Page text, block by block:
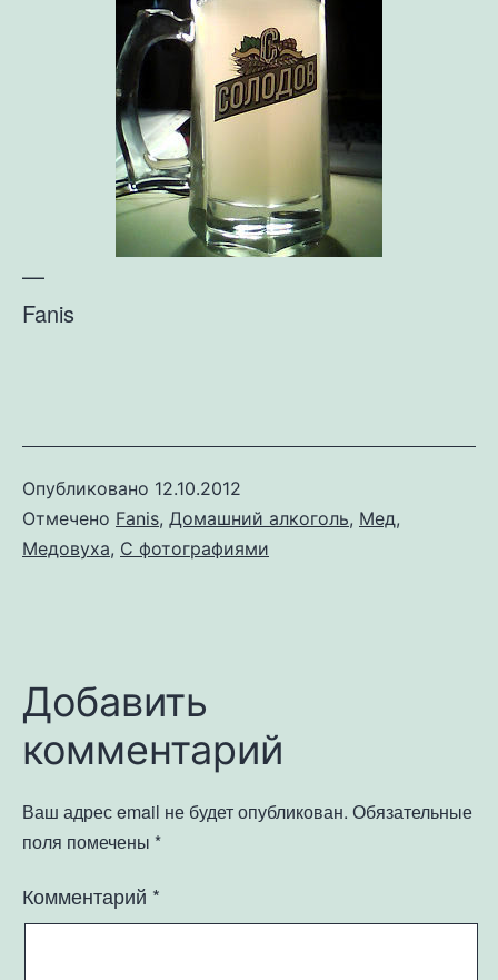
—
Fanis
Опубликовано 12.10.2012
Отмечено Fanis, Домашний алкоголь, Мед,
Медовуха, С фотографиями
Добавить
комментарий
Ваш адрес email не будет опубликован. Обязательные
поля помечены *
Комментарий *